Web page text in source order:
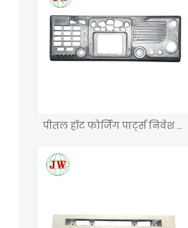
पीतल हॉट फोर्जिंग पार्ट्स निवेश सीएनसी मशीनिंग डाई कास्टिंग